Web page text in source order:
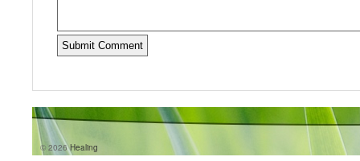
© 2026Healing